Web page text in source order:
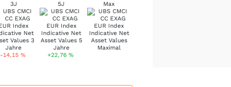
3J
-14,15 %
5J
+22,76 %
Max